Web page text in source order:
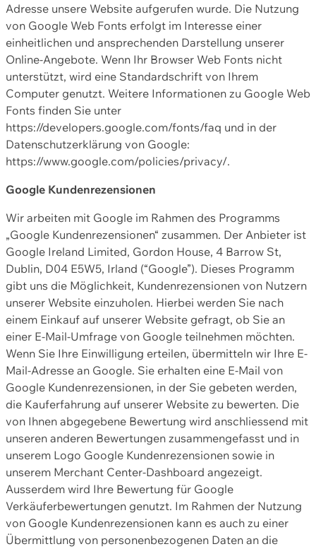
Adresse unsere Website aufgerufen wurde. Die Nutzung
von Google Web Fonts erfolgt im Interesse einer
einheitlichen und ansprechenden Darstellung unserer
Online-Angebote. Wenn Ihr Browser Web Fonts nicht
unterstützt, wird eine Standardschrift von Ihrem
Computer genutzt. Weitere Informationen zu Google Web
Fonts finden Sie unter
https://developers.google.com/fonts/faq und in der
Datenschutzerklärung von Google:
https://www.google.com/policies/privacy/.
Google Kundenrezensionen
Wir arbeiten mit Google im Rahmen des Programms
„Google Kundenrezensionen“ zusammen. Der Anbieter ist
Google Ireland Limited, Gordon House, 4 Barrow St,
Dublin, D04 E5W5, Irland (“Google”). Dieses Programm
gibt uns die Möglichkeit, Kundenrezensionen von Nutzern
unserer Website einzuholen. Hierbei werden Sie nach
einem Einkauf auf unserer Website gefragt, ob Sie an
einer E-Mail-Umfrage von Google teilnehmen möchten.
Wenn Sie Ihre Einwilligung erteilen, übermitteln wir Ihre E-
Mail-Adresse an Google. Sie erhalten eine E-Mail von
Google Kundenrezensionen, in der Sie gebeten werden,
die Kauferfahrung auf unserer Website zu bewerten. Die
von Ihnen abgegebene Bewertung wird anschliessend mit
unseren anderen Bewertungen zusammengefasst und in
unserem Logo Google Kundenrezensionen sowie in
unserem Merchant Center-Dashboard angezeigt.
Ausserdem wird Ihre Bewertung für Google
Verkäuferbewertungen genutzt. Im Rahmen der Nutzung
von Google Kundenrezensionen kann es auch zu einer
Übermittlung von personenbezogenen Daten an die